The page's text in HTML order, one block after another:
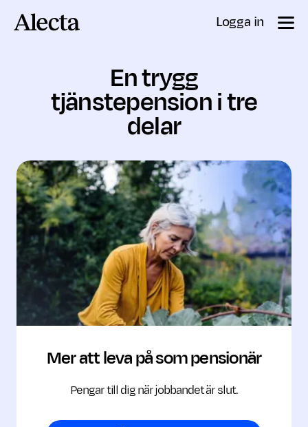
Logga in
En trygg
tjänstepension i tre
delar
Mer att leva på som pensionär
Pengar till dig när jobbandet är slut.